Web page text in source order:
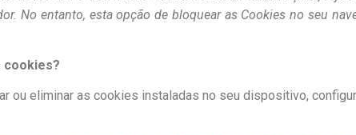
No entanto, esta opção de bloquear as Cookies no seu
cookies?
ou eliminar as cookies instaladas no seu dispositivo,